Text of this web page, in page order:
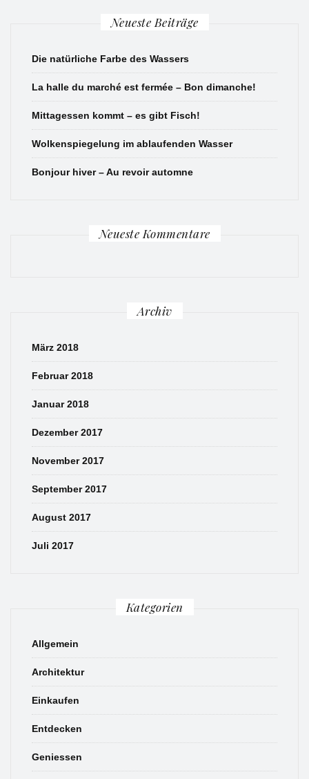
Neueste Beiträge
Die natürliche Farbe des Wassers
La halle du marché est fermée – Bon dimanche!
Mittagessen kommt – es gibt Fisch!
Wolkenspiegelung im ablaufenden Wasser
Bonjour hiver – Au revoir automne
Neueste Kommentare
Archiv
März 2018
Februar 2018
Januar 2018
Dezember 2017
November 2017
September 2017
August 2017
Juli 2017
Kategorien
Allgemein
Architektur
Einkaufen
Entdecken
Geniessen